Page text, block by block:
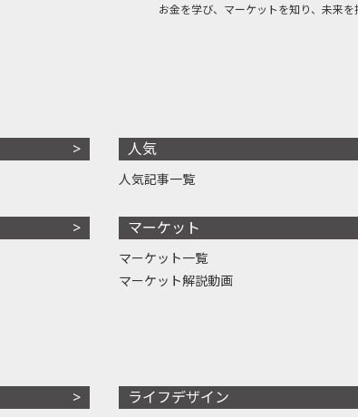
お金を学び、マーケットを知り、未来を
人気
人気記事一覧
マーケット
マーケット一覧
マーケット解説動画
ライフデザイン